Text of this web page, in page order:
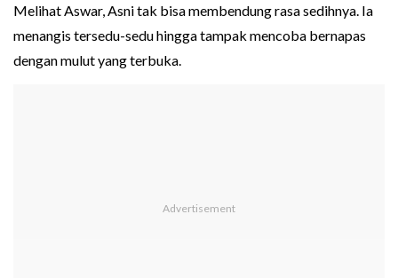
Melihat Aswar, Asni tak bisa membendung rasa sedihnya. Ia
menangis tersedu-sedu hingga tampak mencoba bernapas
dengan mulut yang terbuka.